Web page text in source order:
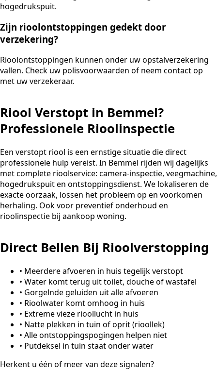
hogedrukspuit.
Zijn rioolontstoppingen gedekt door
verzekering?
Rioolontstoppingen kunnen onder uw opstalverzekering
vallen. Check uw polisvoorwaarden of neem contact op
met uw verzekeraar.
Riool Verstopt in Bemmel?
Professionele Rioolinspectie
Een verstopt riool is een ernstige situatie die direct
professionele hulp vereist. In Bemmel rijden wij dagelijks
met complete rioolservice: camera-inspectie, veegmachine,
hogedrukspuit en ontstoppingsdienst. We lokaliseren de
exacte oorzaak, lossen het probleem op en voorkomen
herhaling. Ook voor preventief onderhoud en
rioolinspectie bij aankoop woning.
Direct Bellen Bij Rioolverstopping
• Meerdere afvoeren in huis tegelijk verstopt
• Water komt terug uit toilet, douche of wastafel
• Gorgelnde geluiden uit alle afvoeren
• Rioolwater komt omhoog in huis
• Extreme vieze rioollucht in huis
• Natte plekken in tuin of oprit (rioollek)
• Alle ontstoppingspogingen helpen niet
• Putdeksel in tuin staat onder water
Herkent u één of meer van deze signalen?